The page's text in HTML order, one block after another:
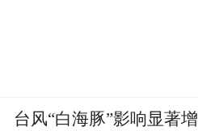
台风“白海豚”影响显著增